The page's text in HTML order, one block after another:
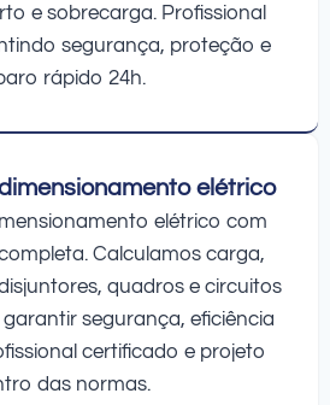
e sobrecarga. Profissional
segurança, proteção e
rápido 24h.
elétrico
elétrico com
Calculamos carga,
quadros e circuitos
segurança, eficiência
certificado e projeto
das normas.